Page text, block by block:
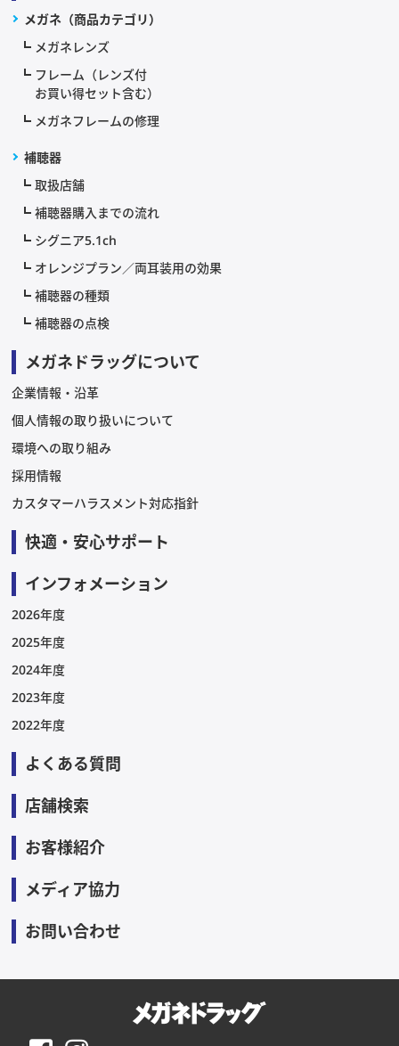
メガネ（商品カテゴリ）
メガネレンズ
フレーム（レンズ付
お買い得セット含む）
メガネフレームの修理
補聴器
取扱店舗
補聴器購入までの流れ
シグニア5.1ch
オレンジプラン／両耳装用の効果
補聴器の種類
補聴器の点検
メガネドラッグについて
企業情報・沿革
個人情報の取り扱いについて
環境への取り組み
採用情報
カスタマーハラスメント対応指針
快適・安心サポート
インフォメーション
2026年度
2025年度
2024年度
2023年度
2022年度
よくある質問
店舗検索
お客様紹介
メディア協力
お問い合わせ